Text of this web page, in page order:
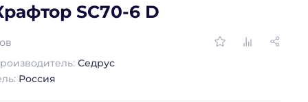
SС70-6 D
Седрус
Россия